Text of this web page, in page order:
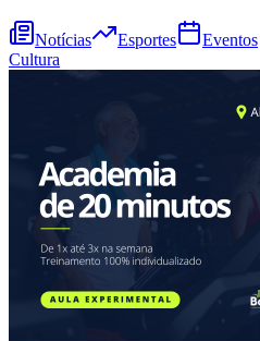
Notícias Esportes Eventos
Cultura